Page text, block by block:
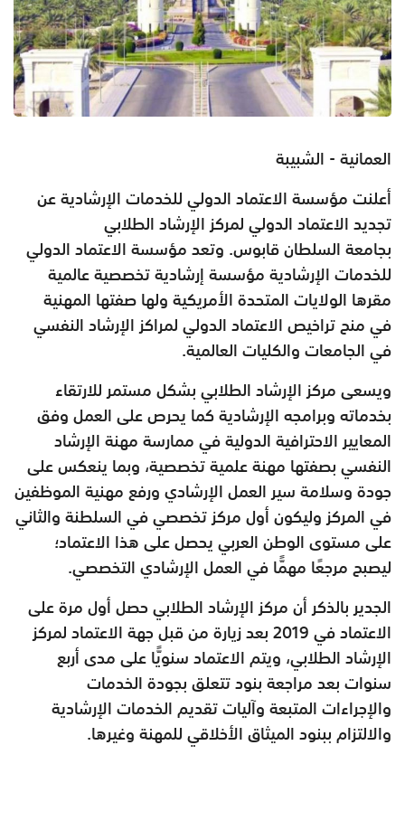
العمانية - الشبيبة
أعلنت مؤسسة الاعتماد الدولي للخدماتالإرشادية عن
تجديد الاعتماد الدولي لمركز الإرشاد الطلابي
بجامعةالسلطان قابوس. وتعد مؤسسة الاعتماد الدولي
للخدمات الإرشادية مؤسسة إرشاديةتخصصية عالمية
مقرها الولايات المتحدة الأمريكية ولها صفتها المهنية
فيمنح تراخيص الاعتماد الدولي لمراكز الإرشاد النفسي
في الجامعاتوالكليات العالمية.
ويسعى مركز الإرشاد الطلابي بشكل مستمر للارتقاء
بخدماته وبرامجهالإرشادية كما يحرص على العمل وفق
المعايير الاحترافية الدولية فيممارسة مهنة الإرشاد
النفسي بصفتها مهنة علمية تخصصية، وبما ينعكسعلى
جودة وسلامة سير العمل الإرشادي ورفع مهنية الموظفين
في المركزوليكون أول مركز تخصصي في السلطنة والثاني
على مستوى الوطنالعربي يحصل على هذا الاعتماد؛
ليصبح مرجعًا مهمًّا في العمل الإرشاديالتخصصي.
الجدير بالذكر أن مركز الإرشاد الطلابي حصل أول مرة على
الاعتماد في
2019 بعد زيارة من قبل جهة الاعتماد لمركز
الإرشاد الطلابي، ويتمالاعتماد سنويًّا على مدى أربع
سنوات بعد مراجعة بنود تتعلق بجودةالخدمات
والإجراءات المتبعة وآليات تقديم الخدمات الإرشادية
والالتزامببنود الميثاق الأخلاقي للمهنة وغيرها.